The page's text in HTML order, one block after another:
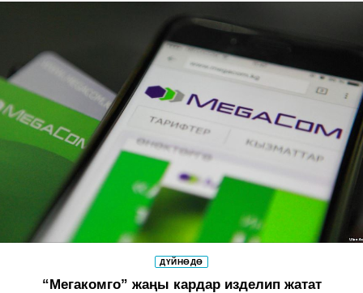
ДҮЙНӨДӨ
“Мегакомго” жаңы кардар изделип жатат